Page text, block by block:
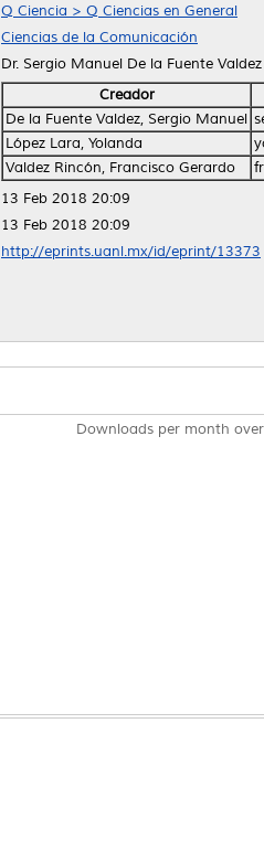
Q Ciencia > Q Ciencias en General
Ciencias de la Comunicación
Dr. Sergio Manuel De la Fuente Valdez
Creador
De la Fuente Valdez, Sergio Manuel
López Lara, Yolanda
Valdez Rincón, Francisco Gerardo
13 Feb 2018 20:09
13 Feb 2018 20:09
http://eprints.uanl.mx/id/eprint/13373
Downloads per month